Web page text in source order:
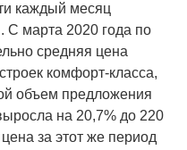
каждый месяц
марта 2020 года по
средняя цена
комфорт-класса,
объем предложения
на 20,7% до 220
за этот же период